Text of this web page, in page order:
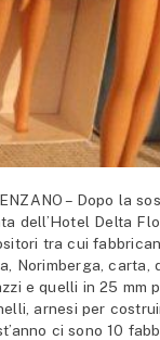
– Dopo la
dell’Hotel Delta
tra cui
Norimberga, carta,
e quelli in 25 mm
arnesi per
ci sono 10